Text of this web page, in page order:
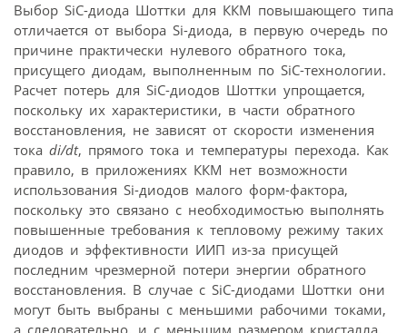
Выбор SiC-диода Шоттки для ККМ повышающего типа
отличается от выбора Si-диода, в первую очередь по
причине практически нулевого обратного тока,
присущего диодам, выполненным по SiC-технологии.
Расчет потерь для SiC-диодов Шоттки упрощается,
поскольку их характеристики, в части обратного
восстановления, не зависят от скорости изменения
тока di/dt, прямого тока и температуры перехода. Как
правило, в приложениях ККМ нет возможности
использования Si-диодов малого форм-фактора,
поскольку это связано с необходимостью выполнять
повышенные требования к тепловому режиму таких
диодов и эффективности ИИП из-за присущей
последним чрезмерной потери энергии обратного
восстановления. В случае с SiC-диодами Шоттки они
могут быть выбраны с меньшими рабочими токами,